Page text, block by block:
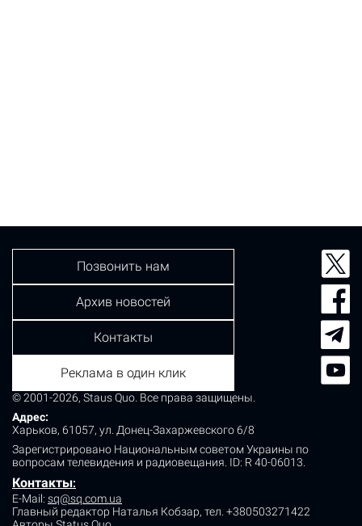
© 2001-2026, Staus Quo. Все права защищены.
Адрес:
Харьков, 61057, ул. Донец-Захаржевского 6/8
Зарегистрировано Национальным советом Украины по
вопросам телевидения и радиовещания. ID: R 40-06013.
Контакты:
E-Mail: sq@sq.com.ua
Главный редактор Наталья Кобзар, тел. +380503271422
Позвонить нам
Архив новостей
Контакты
Реклама в один клик